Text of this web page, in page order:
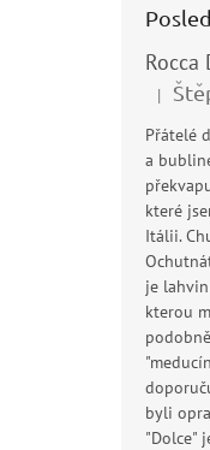
|
Přátelé
a
které
Itálii.
je
kterou
byli
"Dolce"